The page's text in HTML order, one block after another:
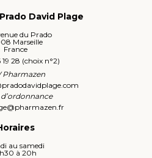
David Plage
du Prado
Marseille
France
19 28 (choix n°2)
Pharmazen
pradodavidplage.com
@pharmazen.fr
au samedi
à 20h